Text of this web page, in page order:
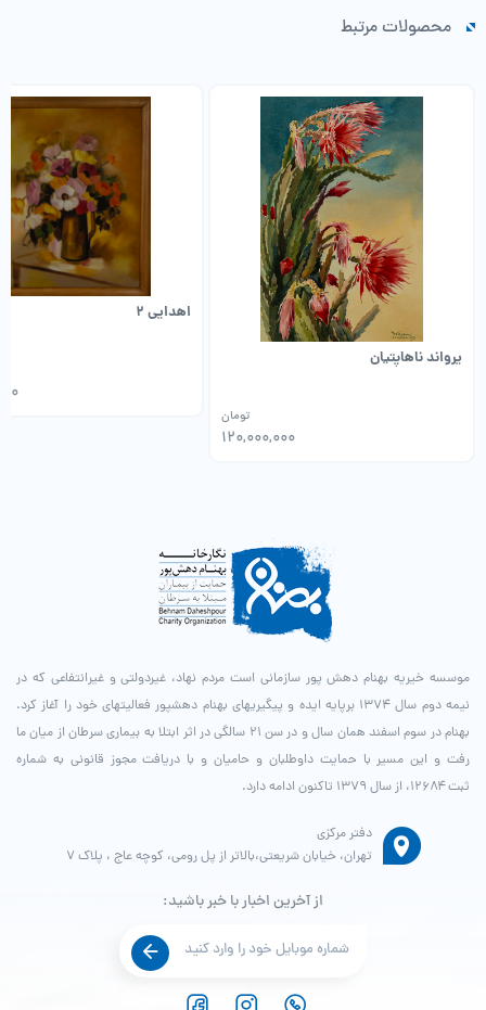
محصولات مرتبط
یرواند ناهاپتیان
120,000,000
تومان
اهدایی 2
موسسه خیریه بهنام دهش پور سازمانی است مردم نهاد، غیردولتی و غیرانتفاعی که در
نیمه دوم سال ۱۳۷۴ برپایه ایده و پیگیری­های بهنام دهش­پور فعالیت­های خود را آغاز کرد.
بهنام در سوم اسفند همان سال و در سن ۲۱ سالگی در اثر ابتلا به بیماری سرطان از میان ما
رفت و این مسیر با حمایت داوطلبان و حامیان و با دریافت مجوز قانونی به شماره
ثبت ۱۲۶۸۴، از سال ۱۳۷۹ تاکنون ادامه دارد.
دفتر مرکزی
تهران، خیابان شریعتی،بالاتر از پل رومی، کوچه عاج ، پلاک ۷
از آخرین اخبار با خبر باشید: